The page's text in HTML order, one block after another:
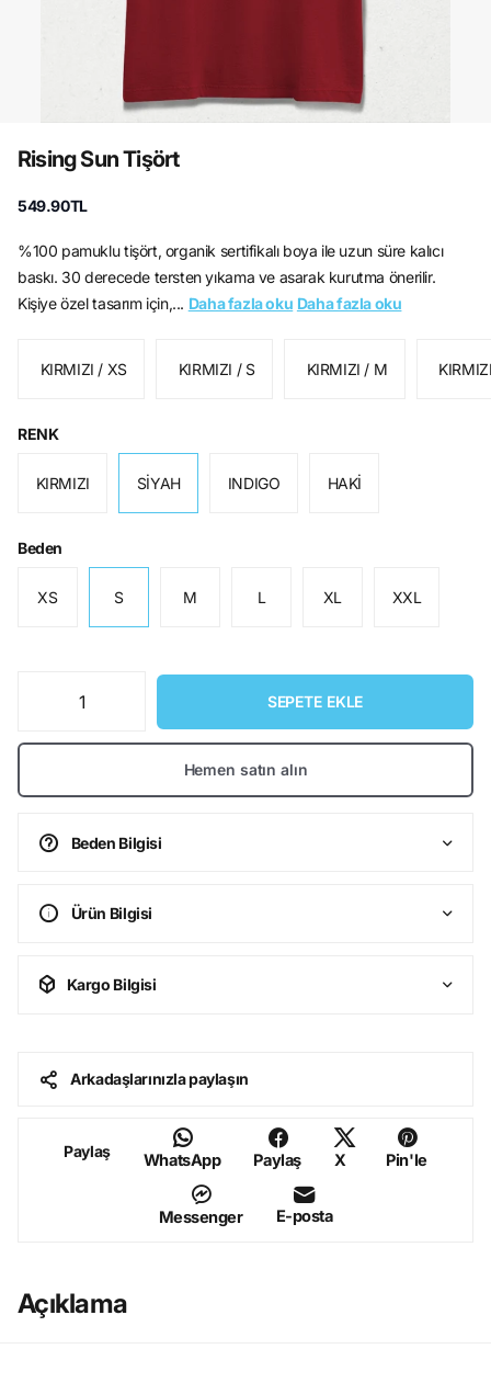
Rising Sun Tişört
549.90TL
%100 pamuklu tişört, organik sertifikalı boya ile uzun süre kalıcı
baskı. 30 derecede tersten yıkama ve asarak kurutma önerilir.
Kişiye özel tasarım için,... Daha fazla oku Daha fazla oku
KIRMIZI / XS KIRMIZI / S KIRMIZI / M
RENK
KIRMIZI SİYAH INDIGO HAKİ
Beden
XS S M L XL XXL
SEPETE EKLE
Hemen satın alın
Beden Bilgisi
Ürün Bilgisi
Kargo Bilgisi
Arkadaşlarınızla paylaşın
Paylaş WhatsApp Paylaş X Pin'le
Messenger E-posta
Açıklama